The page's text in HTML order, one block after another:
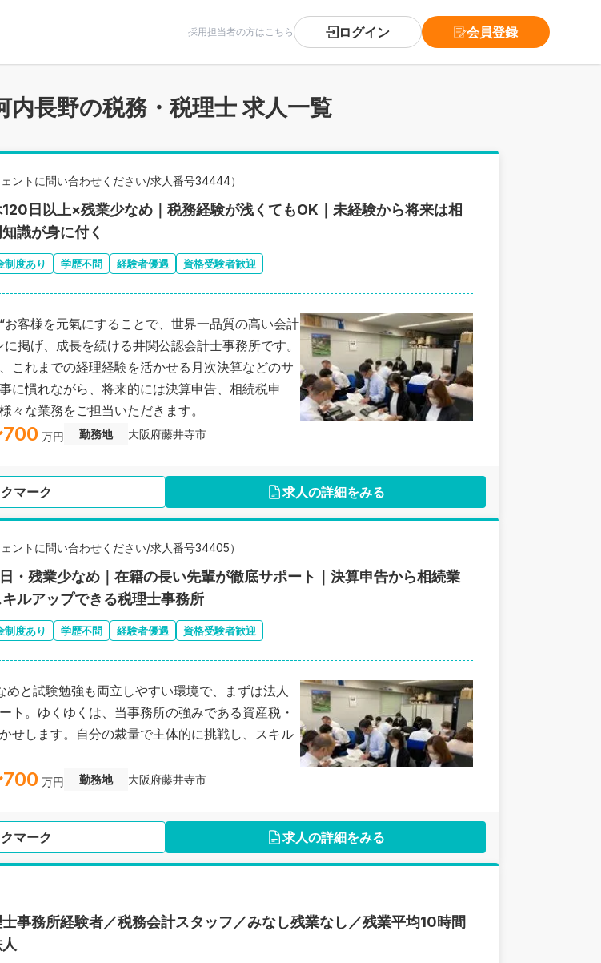
採用担当者の方はこちら ログイン 会員登録
内長野の税務・税理士 求人一覧
ントに問い合わせください/求人番号34444）
日以上×残業少なめ｜税務経験が浅くてもOK｜未経験から将来は相
識が身に付く
制度あり 学歴不問 経験者優遇 資格受験者歓迎
お客様を元氣にすることで、世界一品質の高い会計
掲げ、成長を続ける井関公認会計士事務所です。
これまでの経理経験を活かせる月次決算などのサ
に慣れながら、将来的には決算申告、相続税申
々な業務をご担当いただきます。
万円 勤務地 大阪府藤井寺市
マーク 求人の詳細をみる
ントに問い合わせください/求人番号34405）
・残業少なめ｜在籍の長い先輩が徹底サポート｜決算申告から相続業
ルアップできる税理士事務所
制度あり 学歴不問 経験者優遇 資格受験者歓迎
めと試験勉強も両立しやすい環境で、まずは法人
ト。ゆくゆくは、当事務所の強みである資産税・
せします。自分の裁量で主体的に挑戦し、スキル
万円 勤務地 大阪府藤井寺市
マーク 求人の詳細をみる
士事務所経験者／税務会計スタッフ／みなし残業なし／残業平均10時間